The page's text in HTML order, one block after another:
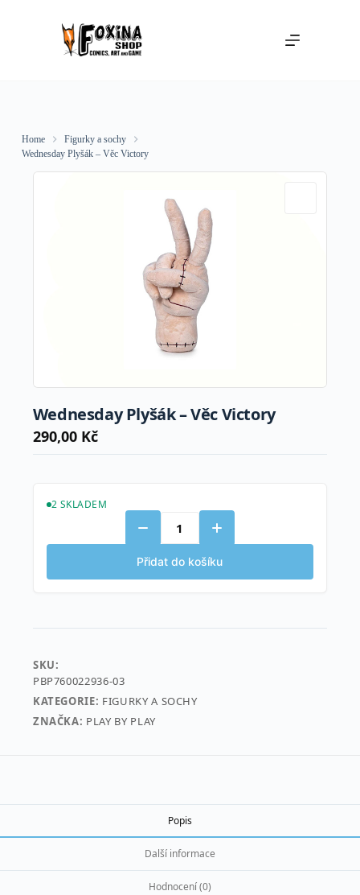
Home
Figurky a sochy
Wednesday Plyšák – Věc Victory
Wednesday Plyšák – Věc Victory
290,00 Kč
2 SKLADEM
Wednesday
Plyšák
-
Věc
Přidat do košíku
SKU:
PBP760022936-03
KATEGORIE: FIGURKY A SOCHY
ZNAČKA: PLAY BY PLAY
Popis
Další informace
Hodnocení (0)